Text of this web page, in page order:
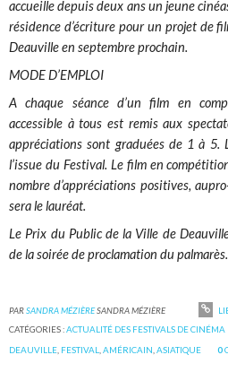
accueille depuis deux ans un jeune
résidence d’écriture pour un projet de
Deauville en septembre prochain.
MODE D’EMPLOI
A chaque séance d’un film en
accessible à tous est remis aux
appréciations sont graduées de 1 à 5.
l’issue du Festival. Le film en
nombre d’appréciations positives,
sera le lauréat.
Le Prix du Public de la Ville de
de la soirée de proclamation du palmarès.
PARSANDRA MÉZIÈRESANDRA MÉZIÈRE
CATÉGORIES :ACTUALITÉ DES FESTIVALS DE CINÉMA
DEAUVILLE FESTIVAL ,AMÉRICAIN ,ASIATIQUE 0